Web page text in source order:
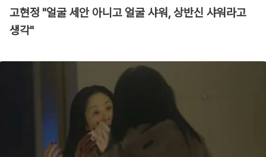
고현정 "얼굴 세안 아니고 얼굴 샤워, 상반신 샤워라고
생각"